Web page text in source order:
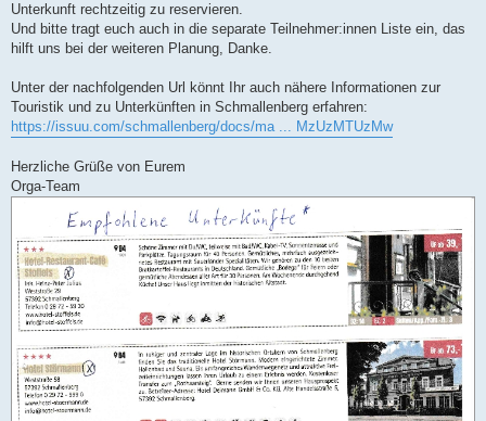
Unterkunft rechtzeitig zu reservieren.
Und bitte tragt euch auch in die separate Teilnehmer:innen Liste ein, das
hilft uns bei der weiteren Planung, Danke.
Unter der nachfolgenden Url könnt Ihr auch nähere Informationen zur
Touristik und zu Unterkünften in Schmallenberg erfahren:
https://issuu.com/schmallenberg/docs/ma ... MzUzMTUzMw
Herzliche Grüße von Eurem
Orga-Team